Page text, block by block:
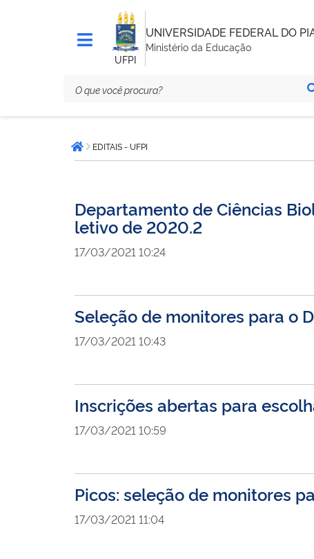
UFPI
UNIVERSIDADE FEDERAL DO
Ministério da Educação
está
aqui:Página inicial
EDITAIS - UFPI
Departamento de Ciências
letivo de 2020.2
17/03/2021 10:24
Seleção de monitores para o
17/03/2021 10:43
Inscrições abertas para
17/03/2021 10:59
Picos: seleção de monitores
17/03/2021 11:04